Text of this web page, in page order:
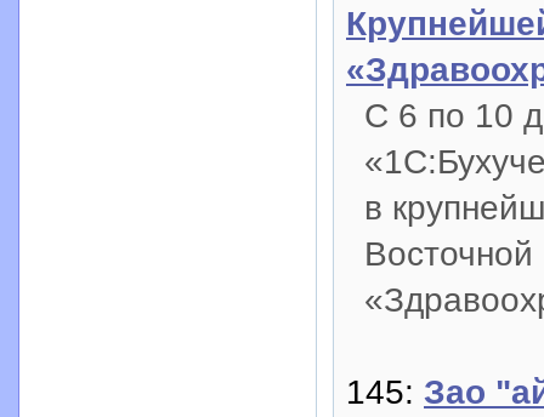
С 6 по 10
в
145: Зао